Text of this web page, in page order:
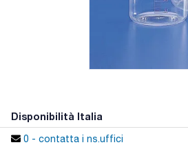
Disponibilità Italia
0 - contatta i ns.uffici